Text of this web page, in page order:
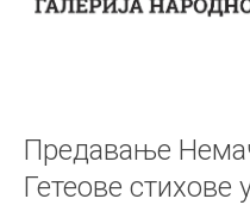
Предавање
Гетеове